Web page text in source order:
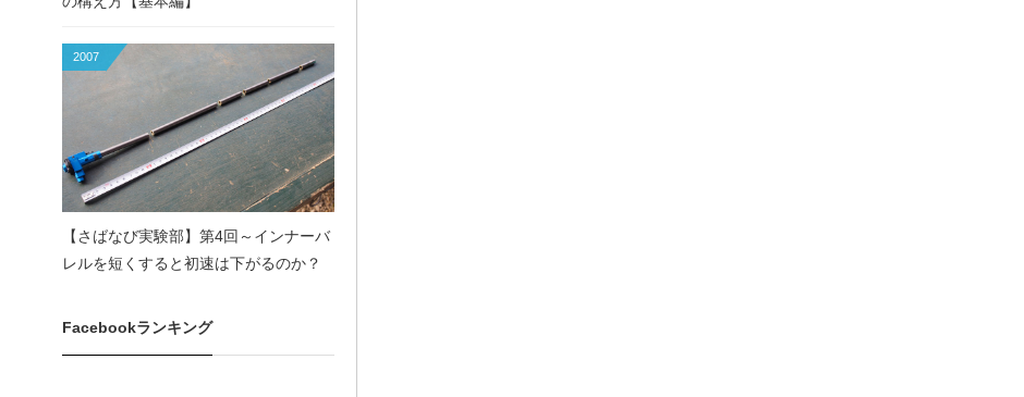
2007
【さばなび実験部】第4回～インナーバ
レルを短くすると初速は下がるのか？
Facebookランキング